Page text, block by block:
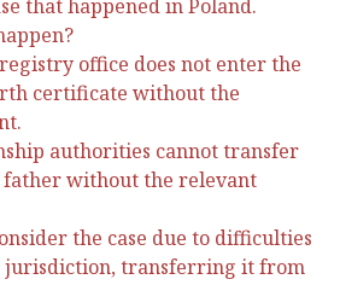
that happened in Poland.
office does not enter the
certificate without the
authorities cannot transfer
without the relevant
the case due to difficulties
transferring it from